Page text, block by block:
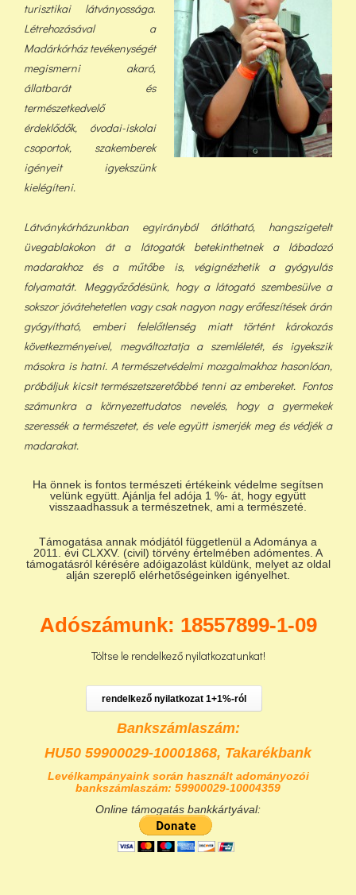
turisztikai látványossága.
Létrehozásával a
Madárkórház tevékenységét
megismerni akaró,
állatbarát és
természetkedvelő
érdeklődők, óvodai-iskolai
csoportok, szakemberek
igényeit igyekszünk
kielégíteni.
Látványkórházunkban egyirányból átlátható, hangszigetelt
üvegablakokon át a látogatók betekinthetnek a lábadozó
madarakhoz és a műtőbe is, végignézhetik a gyógyulás
folyamatát. Meggyőződésünk, hogy a látogató szembesülve a
sokszor jóvátehetetlen vagy csak nagyon nagy erőfeszítések árán
gyógyítható, emberi felelőtlenség miatt történt károkozás
következményeivel, megváltoztatja a szemléletét, és igyekszik
másokra is hatni. A természetvédelmi mozgalmakhoz hasonlóan,
próbáljuk kicsit természetszeretőbbé tenni az embereket. Fontos
számunkra a környezettudatos nevelés, hogy a gyermekek
szeressék a természetet, és vele együtt ismerjék meg és védjék a
madarakat.
Ha önnek is fontos természeti értékeink védelme segítsen
velünk együtt. Ajánlja fel adója 1 %- át, hogy együtt
visszaadhassuk a természetnek, ami a természeté.
Támogatása annak módjától függetlenül a Adománya a
2011. évi CLXXV. (civil) törvény értelmében adómentes. A
támogatásról kérésére adóigazolást küldünk, melyet az oldal
alján szereplő elérhetőségeinken igényelhet.
Adószámunk: 18557899-1-09
Töltse le rendelkező nyilatkozatunkat!
rendelkező nyilatkozat 1+1%-ról
Bankszámlaszám:
HU50 59900029-10001868, Takarékbank
Levélkampányaink során használt adományozói
bankszámlaszám: 59900029-10004359
Online támogatás bankkártyával: